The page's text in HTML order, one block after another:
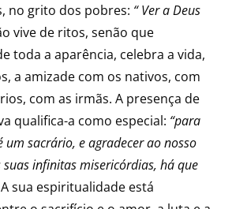
no grito dos pobres: “ Ver a Deus
vive de ritos, senão que
toda a aparência, celebra a vida,
a amizade com os nativos, com
com as irmãs. A presença de
qualifica-a como especial: “para
um sacrário, e agradecer ao nosso
suas infinitas misericórdias, há que
sua espiritualidade está